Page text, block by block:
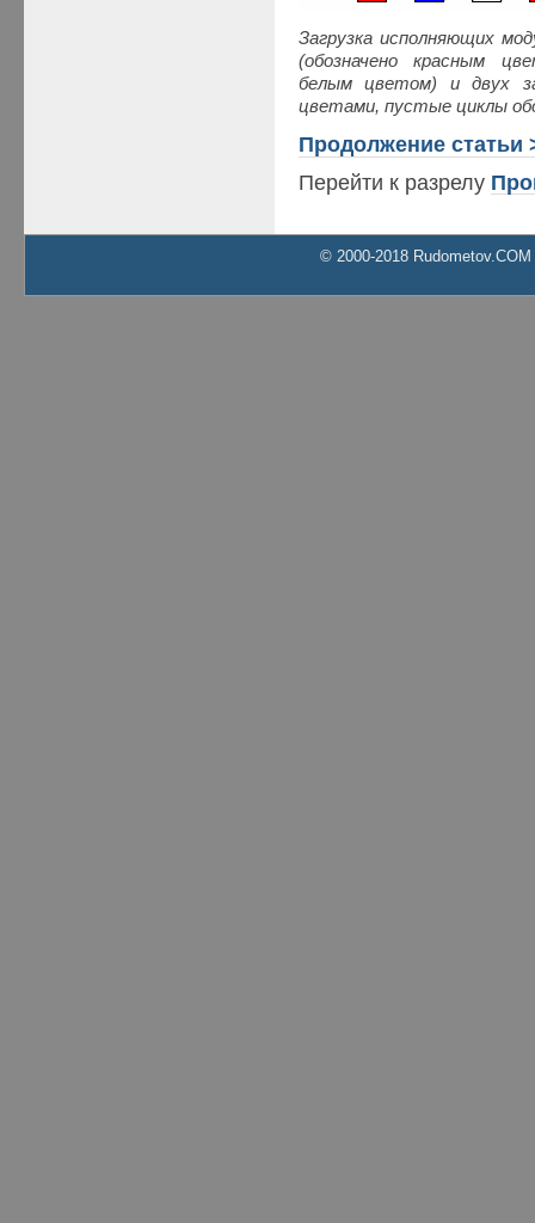
Загрузка исполняющих
(обозначено красным
белым цветом) и двух
цветами, пустые циклы
Продолжение статьи
Перейти к разрелу
© 2000-2018